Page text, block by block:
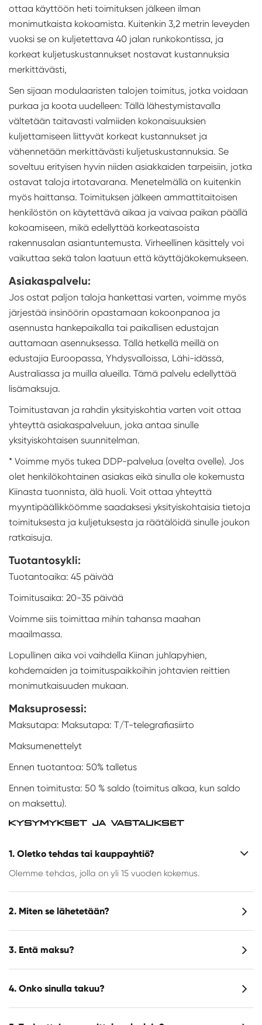
ottaa käyttöön heti toimituksen jälkeen ilman
monimutkaista kokoamista. Kuitenkin 3,2 metrin leveyden
vuoksi se on kuljetettava 40 jalan runkokontissa, ja
korkeat kuljetuskustannukset nostavat kustannuksia
merkittävästi,
Sen sijaan modulaaristen talojen toimitus, jotka voidaan
purkaa ja koota uudelleen: Tällä lähestymistavalla
vältetään taitavasti valmiiden kokonaisuuksien
kuljettamiseen liittyvät korkeat kustannukset ja
vähennetään merkittävästi kuljetuskustannuksia. Se
soveltuu erityisen hyvin niiden asiakkaiden tarpeisiin, jotka
ostavat taloja irtotavarana. Menetelmällä on kuitenkin
myös haittansa. Toimituksen jälkeen ammattitaitoisen
henkilöstön on käytettävä aikaa ja vaivaa paikan päällä
kokoamiseen, mikä edellyttää korkeatasoista
rakennusalan asiantuntemusta. Virheellinen käsittely voi
vaikuttaa sekä talon laatuun että käyttäjäkokemukseen.
Asiakaspalvelu:
Jos ostat paljon taloja hankettasi varten, voimme myös
järjestää insinöörin opastamaan kokoonpanoa ja
asennusta hankepaikalla tai paikallisen edustajan
auttamaan asennuksessa. Tällä hetkellä meillä on
edustajia Euroopassa, Yhdysvalloissa, Lähi-idässä,
Australiassa ja muilla alueilla. Tämä palvelu edellyttää
lisämaksuja.
Toimitustavan ja rahdin yksityiskohtia varten voit ottaa
yhteyttä asiakaspalveluun, joka antaa sinulle
yksityiskohtaisen suunnitelman.
* Voimme myös tukea DDP-palvelua (ovelta ovelle). Jos
olet henkilökohtainen asiakas eikä sinulla ole kokemusta
Kiinasta tuonnista, älä huoli. Voit ottaa yhteyttä
myyntipäällikköömme saadaksesi yksityiskohtaisia tietoja
toimituksesta ja kuljetuksesta ja räätälöidä sinulle joukon
ratkaisuja.
Tuotantosykli:
Tuotantoaika: 45 päivää
Toimitusaika: 20-35 päivää
Voimme siis toimittaa mihin tahansa maahan
maailmassa.
Lopullinen aika voi vaihdella Kiinan juhlapyhien,
kohdemaiden ja toimituspaikkoihin johtavien reittien
monimutkaisuuden mukaan.
Maksuprosessi:
Maksutapa: Maksutapa: T/T-telegrafiasiirto
Maksumenettelyt
Ennen tuotantoa: 50% talletus
Ennen toimitusta: 50 % saldo (toimitus alkaa, kun saldo
on maksettu).
KYSYMYKSET JA VASTAUKSET
1. Oletko tehdas tai kauppayhtiö?
Olemme tehdas, jolla on yli 15 vuoden kokemus.
2. Miten se lähetetään?
3. Entä maksu?
4. Onko sinulla takuu?